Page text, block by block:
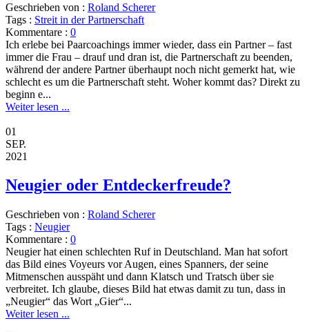
Geschrieben von : Roland Scherer
Tags : Streit in der Partnerschaft
Kommentare : 0
Ich erlebe bei Paarcoachings immer wieder, dass ein Partner – fast
immer die Frau – drauf und dran ist, die Partnerschaft zu beenden,
während der andere Partner überhaupt noch nicht gemerkt hat, wie
schlecht es um die Partnerschaft steht. Woher kommt das? Direkt zu
beginn e...
Weiter lesen ...
01
SEP.
2021
Neugier oder Entdeckerfreude?
Geschrieben von : Roland Scherer
Tags : Neugier
Kommentare : 0
Neugier hat einen schlechten Ruf in Deutschland. Man hat sofort
das Bild eines Voyeurs vor Augen, eines Spanners, der seine
Mitmenschen ausspäht und dann Klatsch und Tratsch über sie
verbreitet. Ich glaube, dieses Bild hat etwas damit zu tun, dass in
„Neugier“ das Wort „Gier“...
Weiter lesen ...